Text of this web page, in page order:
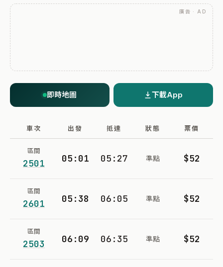
廣告 · AD
即時地圖 下載App
車次 出發 抵達 狀態 票價
區間
2501 05:01 05:27 準點 $52
區間
2601 05:38 06:05 準點 $52
區間
2503 06:09 06:35 準點 $52